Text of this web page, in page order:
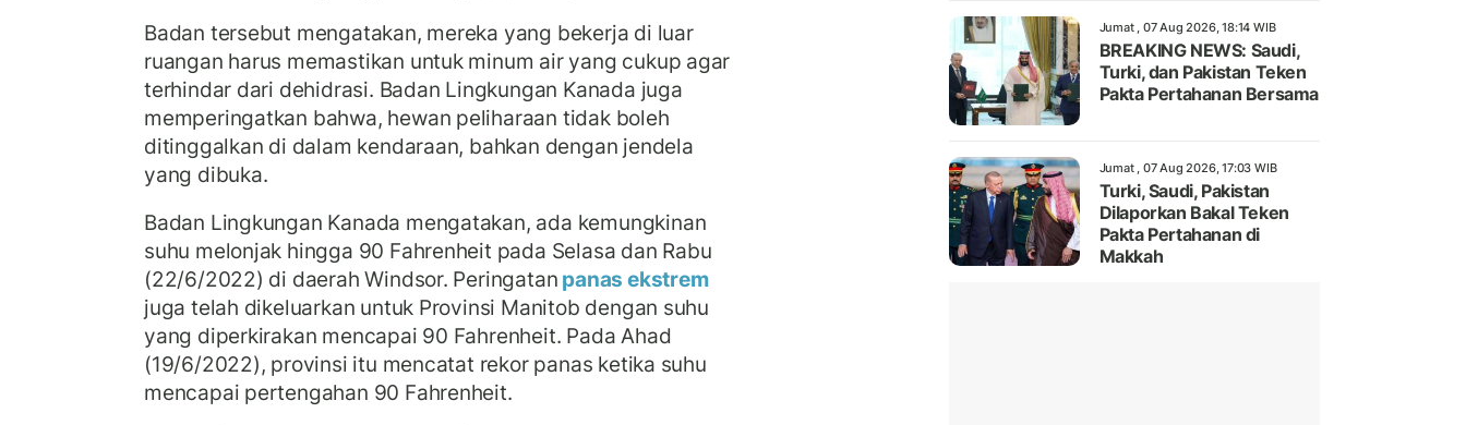
Badan tersebut mengatakan, mereka yang bekerja di luar
ruangan harus memastikan untuk minum air yang cukup agar
terhindar dari dehidrasi. Badan Lingkungan Kanada juga
memperingatkan bahwa, hewan peliharaan tidak boleh
ditinggalkan di dalam kendaraan, bahkan dengan jendela
yang dibuka.
Badan Lingkungan Kanada mengatakan, ada kemungkinan
suhu melonjak hingga 90 Fahrenheit pada Selasa dan Rabu
(22/6/2022) di daerah Windsor. Peringatan panas ekstrem
juga telah dikeluarkan untuk Provinsi Manitob dengan suhu
yang diperkirakan mencapai 90 Fahrenheit. Pada Ahad
(19/6/2022), provinsi itu mencatat rekor panas ketika suhu
mencapai pertengahan 90 Fahrenheit.
Jumat , 07 Aug 2026, 18:14 WIB
BREAKING NEWS: Saudi,
Turki, dan Pakistan Teken
Pakta Pertahanan Bersama
Jumat , 07 Aug 2026, 17:03 WIB
Turki, Saudi, Pakistan
Dilaporkan Bakal Teken
Pakta Pertahanan di
Makkah